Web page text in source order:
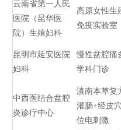
云南省第一人民
医院（昆华医
院）生殖妇科
高原女性生
免疫实验室
昆明市延安医院
妇科
慢性盆腔痛
学科门诊
中西医结合盆腔
炎诊疗中心
滇南本草复
灌肠+经皮穴
位电刺激